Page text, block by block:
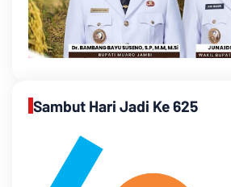
Sambut Hari Jadi Ke 625